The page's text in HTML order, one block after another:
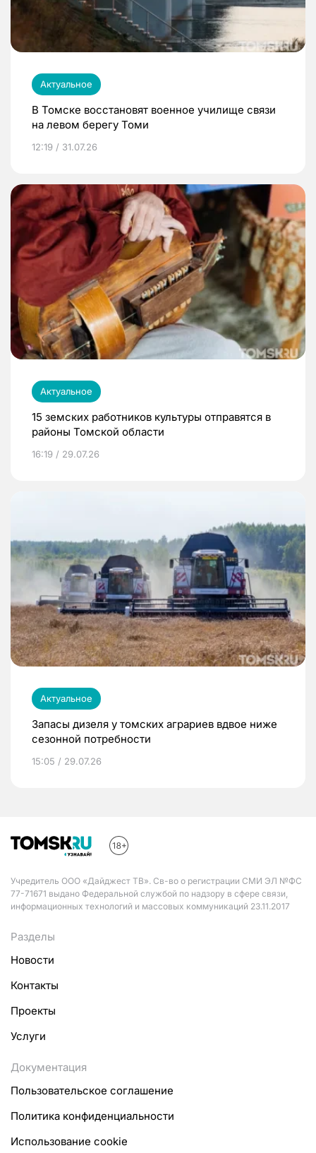
Актуальное
В Томске восстановят военное училище связи
на левом берегу Томи
12:19 / 31.07.26
Актуальное
15 земских работников культуры отправятся в
районы Томской области
16:19 / 29.07.26
Актуальное
Запасы дизеля у томских аграриев вдвое ниже
сезонной потребности
15:05 / 29.07.26
Учредитель ООО «Дайджест ТВ». Св-во о регистрации СМИ ЭЛ №ФС
77-71671 выдано Федеральной службой по надзору в сфере связи,
информационных технологий и массовых коммуникаций 23.11.2017
Разделы
Новости
Контакты
Проекты
Услуги
Документация
Пользовательское соглашение
Политика конфиденциальности
Использование cookie